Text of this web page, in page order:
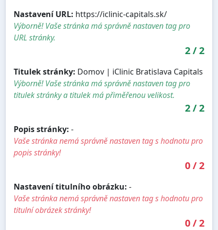
Nastavení URL: https://iclinic-capitals.sk/
Výborně! Vaše stránka má správně nastaven tag pro
URL stránky.
2/2
Titulek stránky: Domov | iClinic Bratislava Capitals
Výborně! Vaše stránka má správně nastaven tag pro
titulek stránky a titulek má přiměřenou velikost.
2/2
Popis stránky: -
Vaše stránka nemá správně nastaven tag s hodnotu pro
popis stránky!
0/2
Nastavení titulního obrázku: -
Vaše stránka nemá správně nastaven tag s hodnotu pro
titulní obrázek stránky!
0/2